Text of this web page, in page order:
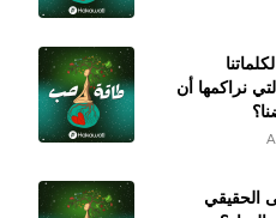
نراكمها أن
الحقيقي